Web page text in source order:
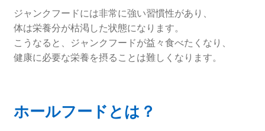
ジャンクフードには非常に強い習慣性があり、
体は栄養分が枯渇した状態になります。
こうなると、ジャンクフードが益々食べたくなり、
健康に必要な栄養を摂ることは難しくなります。
ホールフードとは？